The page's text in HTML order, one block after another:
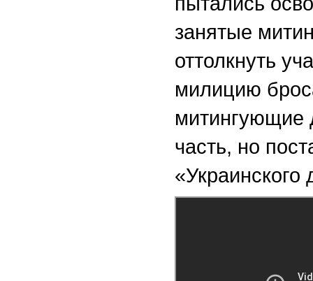
занятые
оттолкнуть
милицию
митингующие
часть, но
«Украинского